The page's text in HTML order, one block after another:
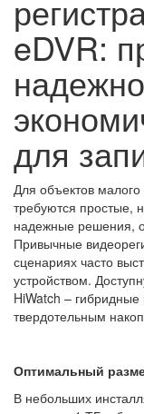
eDVR:
для
Для объектов
требуются простые,
надежные решения,
Привычные
сценариях часто
устройством.
HiWatch –
твердотельным
Оптимальный
В небольших